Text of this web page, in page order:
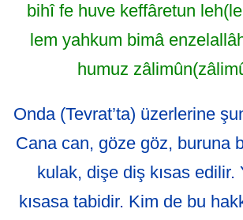
bihî fe huve keffâretun
lem yahkum bimâ
humuz
Onda (Tevrat’ta) üzerlerine
Cana can, göze göz, buruna
kulak, dişe diş kısas edilir.
kısasa tabidir. Kim de bu